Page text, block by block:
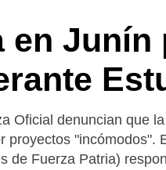
en Junín
Oficial denuncian que
"incómodos".
de Fuerza Patria)